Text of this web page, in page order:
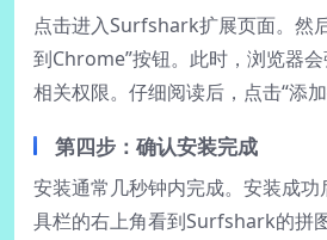
点击进入Surfshark扩展页面。然
到Chrome”按钮。此时，浏览器
相关权限。仔细阅读后，点击“添加
第四步：确认安装完成
安装通常几秒钟内完成。安装成
具栏的右上角看到Surfshark的拼